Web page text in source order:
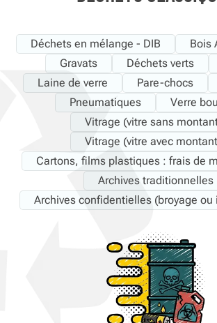
Déchets en mélange - DIB Bois
Gravats
Déchets verts
Laine de verre
Pare-chocs
Pneumatiques
Verre
Vitrage (vitre sans
Vitrage (vitre avec
Cartons, films plastiques : frais de
Archives traditionnelles
Archives confidentielles (broyage